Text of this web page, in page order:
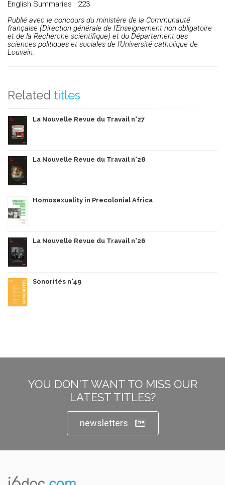
English Summaries 223
Publié avec le concours du ministère de la Communauté
française (Direction générale de l'Enseignement non obligatoire
et de la Recherche scientifique) et du Département des
sciences politiques et sociales de l'Université catholique de
Louvain.
Related titles
La Nouvelle Revue du Travail n°27
La Nouvelle Revue du Travail n°28
Homosexuality in Precolonial Africa
La Nouvelle Revue du Travail n°26
Sonorités n°49
YOU DON'T WANT TO MISS OUR
LATEST TITLES?
newsletters